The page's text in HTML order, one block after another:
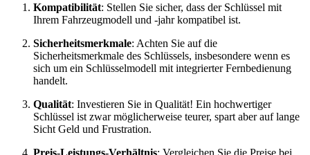
Kompatibilität: Stellen Sie sicher, dass der Schlüssel mit
Ihrem Fahrzeugmodell und -jahr kompatibel ist.
Sicherheitsmerkmale: Achten Sie auf die
Sicherheitsmerkmale des Schlüssels, insbesondere wenn es
sich um ein Schlüsselmodell mit integrierter Fernbedienung
handelt.
Qualität: Investieren Sie in Qualität! Ein hochwertiger
Schlüssel ist zwar möglicherweise teurer, spart aber auf lange
Sicht Geld und Frustration.
Preis-Leistungs-Verhältnis: Vergleichen Sie die Preise bei